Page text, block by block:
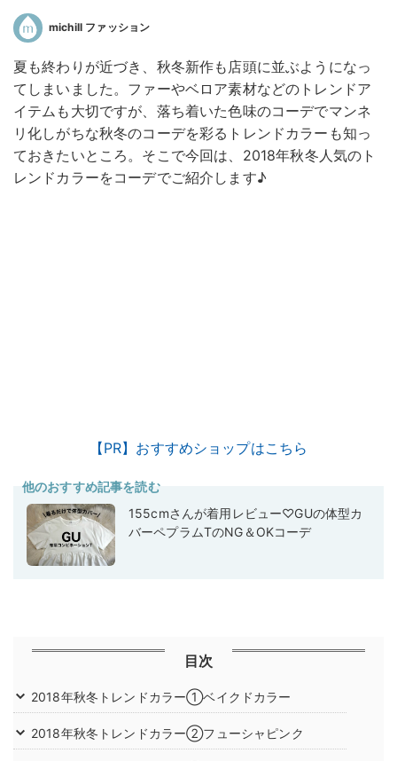
michill ファッション
夏も終わりが近づき、秋冬新作も店頭に並ぶようになっ
てしまいました。ファーやベロア素材などのトレンドア
イテムも大切ですが、落ち着いた色味のコーデでマンネ
リ化しがちな秋冬のコーデを彩るトレンドカラーも知っ
ておきたいところ。そこで今回は、2018年秋冬人気のト
レンドカラーをコーデでご紹介します♪
【PR】おすすめショップはこちら
他のおすすめ記事を読む
155cmさんが着用レビュー♡GUの体型カ
バーペプラムTのNG＆OKコーデ
目次
2018年秋冬トレンドカラー①ベイクドカラー
2018年秋冬トレンドカラー②フューシャピンク